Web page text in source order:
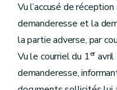
Vu l’accusé de
demanderesse et la
la partie adverse, par
Vu le courriel du 1eravril
demanderesse,